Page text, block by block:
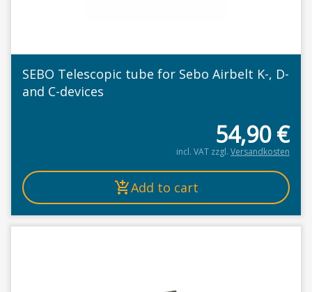
SEBO Telescopic tube for Sebo Airbelt K-, D-
and C-devices
54,90€
incl. VAT zzgl. Versandkosten
Add to cart